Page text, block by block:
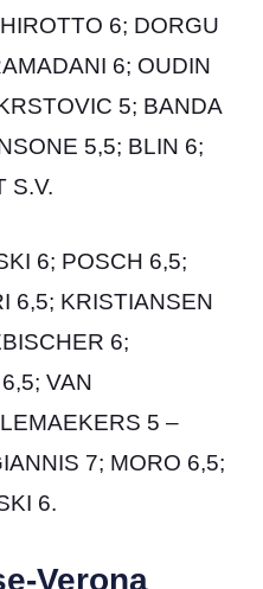
6; DORGU
6; OUDIN
5; BANDA
5,5; BLIN 6;
S.V.
6; POSCH 6,5;
6,5; KRISTIANSEN
6;
VAN
5 –
7; MORO 6,5;
6.
Verona